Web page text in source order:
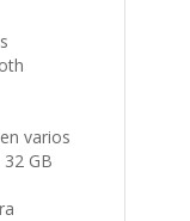
varios
GB